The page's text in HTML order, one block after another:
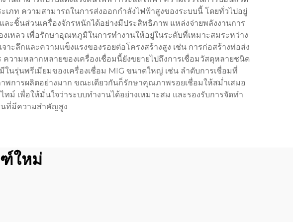
ภท ความสามารถในการส่งออกกำลังไฟฟ้าสูงของระบบนี้ โดยทั่วไปอยู่
ะชิ้นส่วนเครื่องจักรหนักได้อย่างมีประสิทธิภาพ แหล่งจ่ายพลังงานการ
หลว เพื่อรักษาอุณหภูมิในการทำงานให้อยู่ในระดับที่เหมาะสมระหว่าง
าะลึกและความแข็งแรงของรอยต่อโครงสร้างสูง เช่น การก่อสร้างท่อส่ง
วามหลากหลายของเครื่องเชื่อมนี้ยังขยายไปถึงการเชื่อมวัสดุหลายชนิด
รุ่นพรีเมียมของเครื่องเชื่อม MIG ขนาดใหญ่ เช่น ลำดับการเชื่อมที่
พการผลิตอย่างมาก ขณะเดียวกันก็รักษาคุณภาพรอยเชื่อมให้สม่ำเสมอ
ม์ เพื่อให้มั่นใจว่าระบบทำงานได้อย่างเหมาะสม และรองรับการจัดทำ
นที่มีความสำคัญสูง
ใหม่